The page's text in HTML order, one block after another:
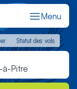
Menu
Statut des vols
Statut des vols